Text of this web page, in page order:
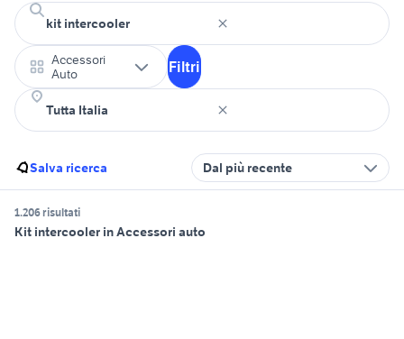
Accessori
Auto
Filtri
Salva ricerca Dal più recente
1.206 risultati
Kit intercooler in Accessori auto